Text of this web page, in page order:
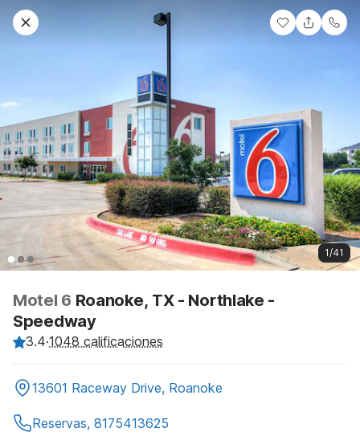
1/41
Motel 6 Roanoke, TX - Northlake -
Speedway
3.4·1048 calificaciones
13601 Raceway Drive, Roanoke
Reservas, 8175413625